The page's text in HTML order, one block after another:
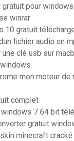
pour
winrar
10 gratuit
fichier audio en
clé usb sur
mon moteur de
complet
7 64 bit
gratuit
minecraft cracké